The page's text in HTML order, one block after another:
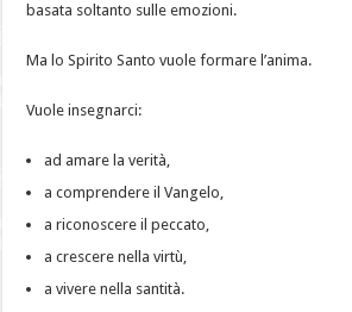
basata soltanto sulle emozioni.
Ma lo Spirito Santo vuole formare l’anima.
Vuole insegnarci:
ad amare la verità,
a comprendere il Vangelo,
a riconoscere il peccato,
a crescere nella virtù,
a vivere nella santità.